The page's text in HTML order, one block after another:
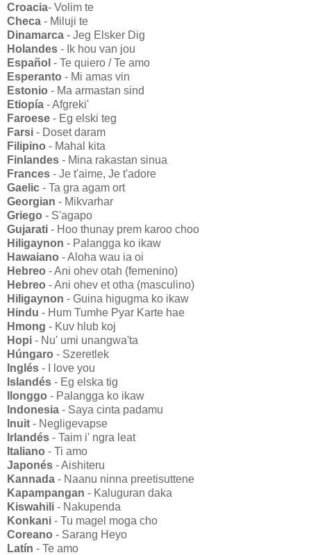
Croacia- Volim te
Checa - Miluji te
Dinamarca - Jeg Elsker Dig
Holandes - Ik hou van jou
Español - Te quiero / Te amo
Esperanto - Mi amas vin
Estonio - Ma armastan sind
Etiopía - Afgreki'
Faroese - Eg elski teg
Farsi - Doset daram
Filipino - Mahal kita
Finlandes - Mina rakastan sinua
Frances - Je t'aime, Je t'adore
Gaelic - Ta gra agam ort
Georgian - Mikvarhar
Griego - S'agapo
Gujarati - Hoo thunay prem karoo choo
Hiligaynon - Palangga ko ikaw
Hawaiano - Aloha wau ia oi
Hebreo - Ani ohev otah (femenino)
Hebreo - Ani ohev et otha (masculino)
Hiligaynon - Guina higugma ko ikaw
Hindu - Hum Tumhe Pyar Karte hae
Hmong - Kuv hlub koj
Hopi - Nu' umi unangwa'ta
Húngaro - Szeretlek
Inglés - I love you
Islandés - Eg elska tig
Ilonggo - Palangga ko ikaw
Indonesia - Saya cinta padamu
Inuit - Negligevapse
Irlandés - Taim i' ngra leat
Italiano - Ti amo
Japonés - Aishiteru
Kannada - Naanu ninna preetisuttene
Kapampangan - Kaluguran daka
Kiswahili - Nakupenda
Konkani - Tu magel moga cho
Coreano - Sarang Heyo
Latín - Te amo